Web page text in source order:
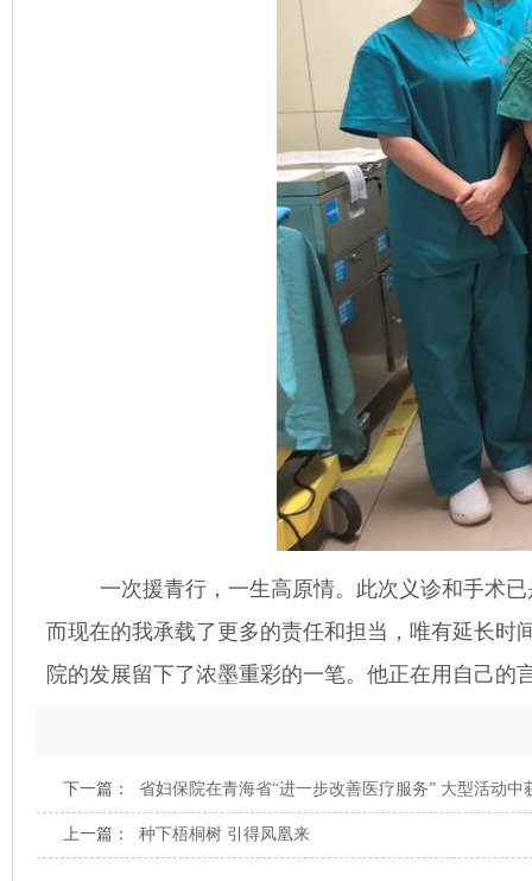
一次援青行，一生高原情。此次义诊和手术已
而现在的我承载了更多的责任和担当，唯有延长时
院的发展留下了浓墨重彩的一笔。他正在用自己的
下一篇： 省妇保院在青海省“进一步改善医疗服务” 大型活动中
上一篇： 种下梧桐树 引得凤凰来